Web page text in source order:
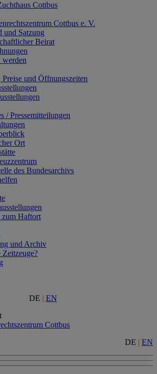
Cottbus
Cottbus e. V.
und Satzung
Beirat
und Öffnungszeiten
/ Pressemitteilungen
Ort
des Bundesarchivs
zum Haftort
und Archiv
Zeitzeuge?
DE | EN
DE | EN